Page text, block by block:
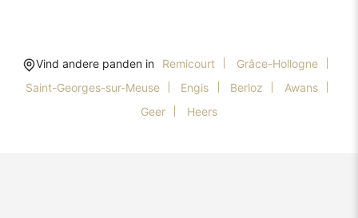
Vind andere panden in Remicourt
Grâce-Hollogne
Saint-Georges-sur-Meuse
Engis Berloz
Awans
Geer
Heers